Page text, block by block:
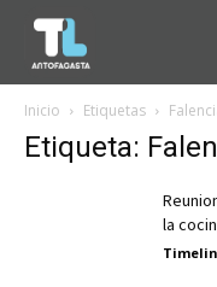
Inicio Etiquetas
Etiqueta:
la